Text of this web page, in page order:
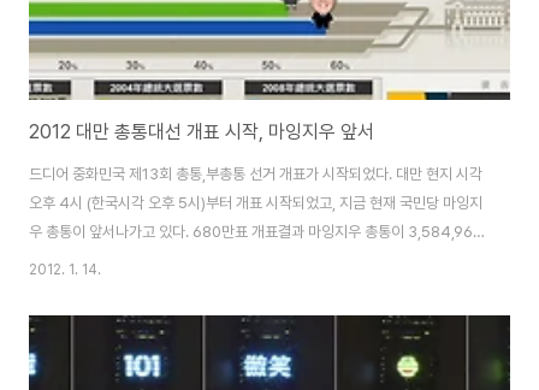
2012 대만 총통대선 개표 시작, 마잉지우 앞서
드디어 중화민국 제13회 총통,부총통 선거 개표가 시작되었다. 대만 현지 시각
오후 4시 (한국시각 오후 5시)부터 개표 시작되었고, 지금 현재 국민당 마잉지
우 총통이 앞서나가고 있다. 680만표 개표결과 마잉지우 총통이 3,584,967
표를 획득 52% 득표율. 차이잉원 후보는 3,061,957표를 획득 44% 득표율
후보가 당선 될 것으로 판단된다. 2012 대만총통대선 생생한 투표 현장 대만
총통선거, 국민당vs민진당 박빙대결
2012. 1. 14.